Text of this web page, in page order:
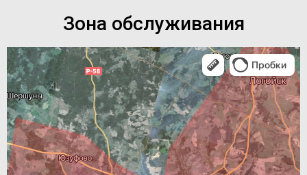
Зона обслуживания